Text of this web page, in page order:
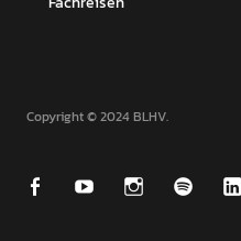
Copyright © 2024 BLHV